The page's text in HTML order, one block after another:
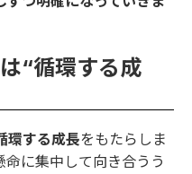
“循環する成
環する成長をもたらしま
に集中して向き合うう